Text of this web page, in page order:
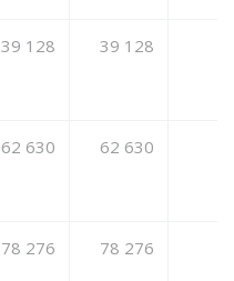
39 128 39 128
62 630 62 630
78 276 78 276